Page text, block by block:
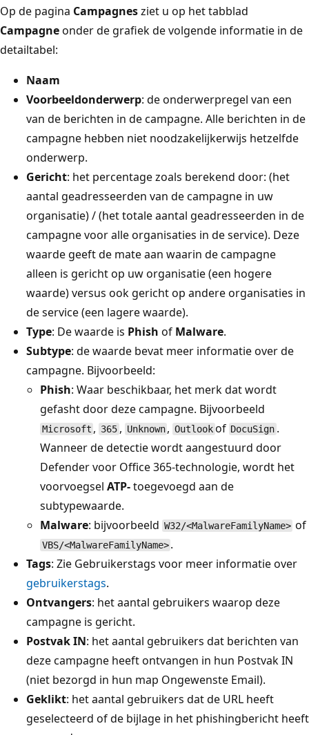
Op de pagina Campagnesziet u op het tabblad
Campagneonder de grafiek de volgende informatie in de
detailtabel:
Naam
Voorbeeldonderwerp: de onderwerpregel van een
van de berichten in de campagne. Alle berichten in de
campagne hebben niet noodzakelijkerwijs hetzelfde
onderwerp.
Gericht: het percentage zoals berekend door: (het
aantal geadresseerden van de campagne in uw
organisatie) / (het totale aantal geadresseerden in de
campagne voor alle organisaties in de service). Deze
waarde geeft de mate aan waarin de campagne
alleen is gericht op uw organisatie (een hogere
waarde) versus ook gericht op andere organisaties in
de service (een lagere waarde).
Type: De waarde is Phish of Malware.
Subtype: de waarde bevat meer informatie over de
campagne. Bijvoorbeeld:
Phish: Waar beschikbaar, het merk dat wordt
gefasht door deze campagne. Bijvoorbeeld
Microsoft , 365, Unknown , Outlookof DocuSign .
Wanneer de detectie wordt aangestuurd door
Defender voor Office 365-technologie, wordt het
voorvoegsel ATP-toegevoegd aan de
subtypewaarde.
Malware: bijvoorbeeld W32/<MalwareFamilyName> of
VBS/<MalwareFamilyName> .
Tags: Zie Gebruikerstags voor meer informatie over
gebruikerstags.
Ontvangers: het aantal gebruikers waarop deze
campagne is gericht.
Postvak IN: het aantal gebruikers dat berichten van
deze campagne heeft ontvangen in hun Postvak IN
(niet bezorgd in hun map Ongewenste Email).
Geklikt: het aantal gebruikers dat de URL heeft
geselecteerd of de bijlage in het phishingbericht heeft